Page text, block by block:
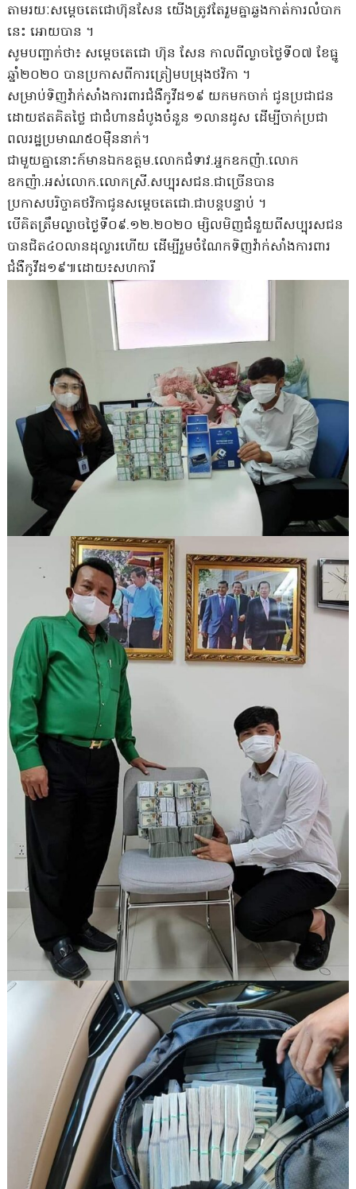
តាមរយៈសម្ដេចតេជោហ៊ុនសែន យើងត្រូវតែរួមគ្នាឆ្លងកាត់ការលំបាក
នេះ អោយបាន ។
សូមបញ្ជាក់ថា៖ សម្តេចតេជោ ហ៊ុន សែន កាលពីល្ងាចថ្ងៃទី០៧ ខែធ្នូ
ឆ្នាំ២០២០ បានប្រកាសពីការត្រៀមបម្រុងថវិកា ។
សម្រាប់ទិញវ៉ាក់សាំងការពារជំងឺកូវីដ១៩ យកមកចាក់ ជូនប្រជាជន
ដោយឥតគិតថ្លៃ ជាជំហានដំបូងចំនួន ១លានដូស ដើម្បីចាក់ប្រជា
ពលរដ្ឋប្រមាណ៥០ម៉ឺននាក់។
ជាមួយគ្នានោះក៍មានឯកឧត្ដម.លោកជំទាវ.អ្នកឧកញ៉ា.លោក
ឧកញ៉ា.អស់លោក.លោកស្រី.សប្បុរសជន.ជាច្រើនបាន
ប្រកាសបរិច្ចាគថវិកាជូនសម្ដេចតេជោ.ជាបន្តបន្ទាប់ ។
បើគិតត្រឹមល្ងាចថ្ងៃទី០៩.១២.២០២០ ម្សិលមិញជំនួយពីសប្បុរសជន
បានជិត៤០លានដុល្លារហើយ ដើម្បីរួមចំណែកទិញវ៉ាក់សាំងការពារ
ជំងឺកូវីដ១៩៕ដោយ៖សហការី